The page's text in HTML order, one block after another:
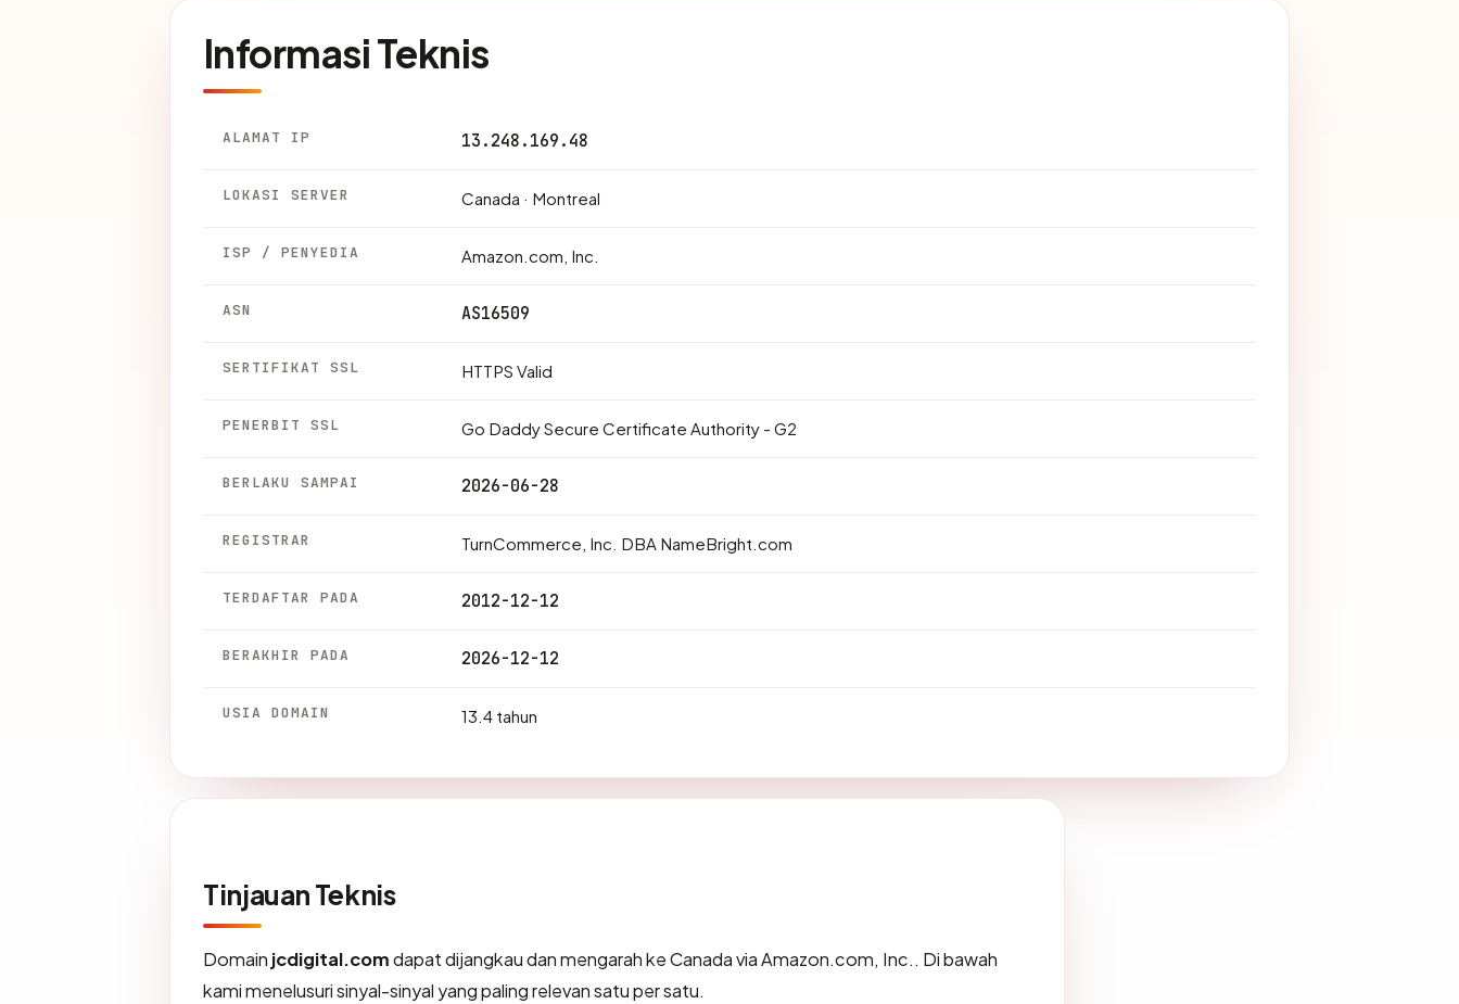
Informasi Teknis
ALAMAT IP 13.248.169.48
LOKASI SERVER Canada · Montreal
ISP / PENYEDIA Amazon.com, Inc.
ASN AS16509
SERTIFIKAT SSL HTTPS Valid
PENERBIT SSL Go Daddy Secure Certificate Authority - G2
BERLAKU SAMPAI 2026-06-28
REGISTRAR TurnCommerce, Inc. DBA NameBright.com
TERDAFTAR PADA 2012-12-12
BERAKHIR PADA 2026-12-12
USIA DOMAIN 13.4 tahun
Tinjauan Teknis
Domain jcdigital.comdapat dijangkau dan mengarah ke Canada via Amazon.com, Inc.. Di bawah
kami menelusuri sinyal-sinyal yang paling relevan satu per satu.